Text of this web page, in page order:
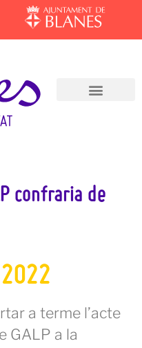
confraria de
a terme l’acte
GALP a la